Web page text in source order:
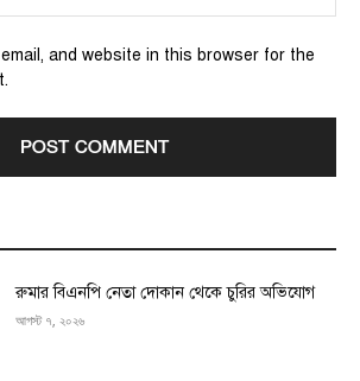
and website in this browser for the
রুমার বিএনপি নেতা দোকান থেকে চুরির অভিযোগ
আগস্ট ৭, ২০২৬